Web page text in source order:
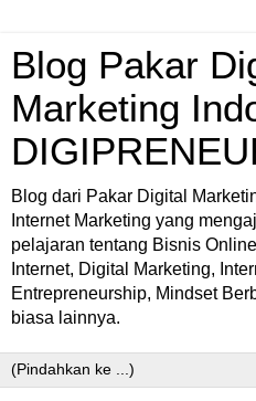
Blog Pakar
Marketing
Blog dari Pakar Digital
Internet Marketing yang
pelajaran tentang Bisnis
Internet, Digital Marketing,
Entrepreneurship, Mindset
biasa lainnya.